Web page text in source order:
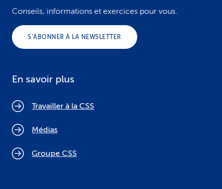
Conseils, informations et exercices pour vous.
S’ABONNER À LA NEWSLETTER
En savoir plus
Travailler à la CSS
Médias
Groupe CSS